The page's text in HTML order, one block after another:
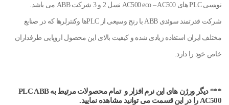
نویسی PLC های AC500 eco – AC500 نسل 2 و 3 شرکت ABB می باشد.
شرکت قدرتمند سوئدی ABB با رنج وسیعی از PLCها وکنترلرها که در صنایع
مختلف ایران استفاده زیادی شده و کیفیت بالای این محصول اروپایی طرفداران
خاص خود را دارد.
*** دیگر ورژن های این نرم افزار و تمام محصولات مرتیط به PLC ABB
AC500 را در این قسمت می توانید مشاهده نمایید.